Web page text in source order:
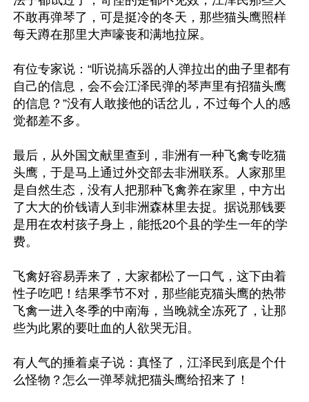
不敢再弹琴了，可是挺冷的冬天，那些猫头鹰照样
每天蹲在那里大声嚎丧和满地拉屎。
有位专家说：“听说搞乐器的人弹拉出的曲子里都有
自己的信息，会不会江泽民弹的琴声里有招猫头鹰
的信息？”没有人敢接他的话岔儿，不过每个人的感
觉都差不多。
最后，从外国文献里查到，非洲有一种飞禽专吃猫
头鹰，于是马上通过外交部去非洲联系。人家那里
是自然生态，没有人把那种飞禽养在家里，中方出
了大大的价钱请人到非洲森林里去捉。据说那钱要
是用在农村孩子身上，能抵20个县的学生一年的学
费。
飞禽好容易弄来了，大家都松了一口气，这下由着
性子吃吧！结果季节不对，那些能克猫头鹰的热带
飞禽一进入冬季的中南海，当晚就全冻死了，让那
些为此累的要吐血的人欲哭无泪。
有人气的捶着桌子说：真怪了，江泽民到底是个什
么怪物？怎么一弹琴就把猫头鹰给招来了！